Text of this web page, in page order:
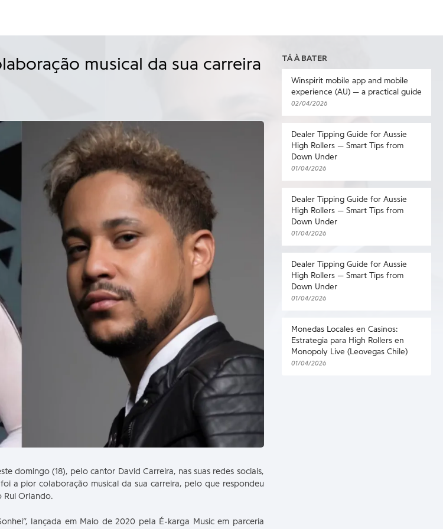
musical da sua carreira
domingo (18), pelo cantor David Carreira, nas suas redes sociais,
a pior colaboração musical da sua carreira, pelo que respondeu
Rui Orlando.
lançada em Maio de 2020 pela É-karga Music em parceria
TÁ À BATER
Winspirit mobile app and mobile
experience (AU) — a practical guide
02/04/2026
Dealer Tipping Guide for Aussie
High Rollers — Smart Tips from
Down Under
01/04/2026
Dealer Tipping Guide for Aussie
High Rollers — Smart Tips from
Down Under
01/04/2026
Dealer Tipping Guide for Aussie
High Rollers — Smart Tips from
Down Under
01/04/2026
Monedas Locales en Casinos:
Estrategia para High Rollers en
Monopoly Live (Leovegas Chile)
01/04/2026